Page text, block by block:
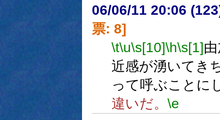
06/06/11 20:06
票: 8]
\t\u\s[10]\h\s[1]
近感が湧いてき
って呼ぶことに
違いだ。 \e